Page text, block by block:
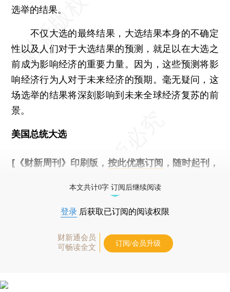
选举的结果。
不仅大选的最终结果，大选结果本身的不确定
性以及人们对于大选结果的预测，就足以在大选之
前成为影响经济的重要力量。因为，这些预测将影
响经济行为人对于未来经济的预期。毫无疑问，这
场选举的结果将深刻影响到未来全球经济复苏的前
景。
美国总统大选
[《财新周刊》印刷版， 按此优惠订阅 ，随时起刊，
本文共计0字 订阅后继续阅读
登录 后获取已订阅的阅读权限
财新通会员
可畅读全文
订阅/会员升级